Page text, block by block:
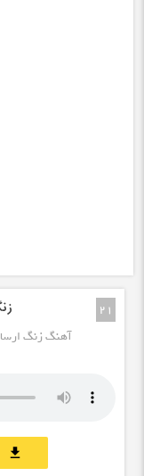
21
آهنگ زنگ
download